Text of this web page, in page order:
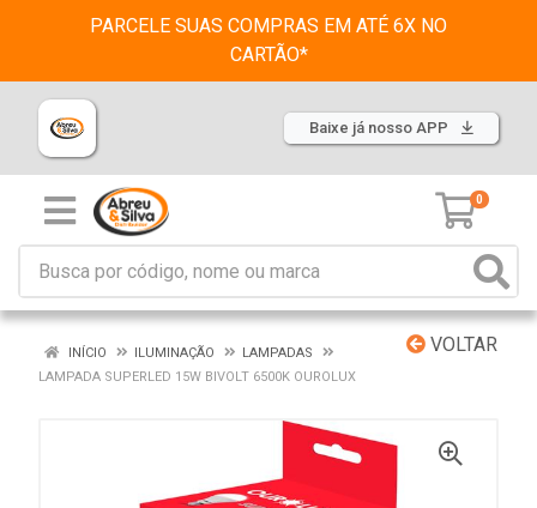
PARCELE SUAS COMPRAS EM ATÉ 6X NO
CARTÃO*
Baixe já nosso APP
0
VOLTAR
INÍCIO ILUMINAÇÃO
LAMPADAS
LAMPADA SUPERLED 15W BIVOLT 6500K OUROLUX